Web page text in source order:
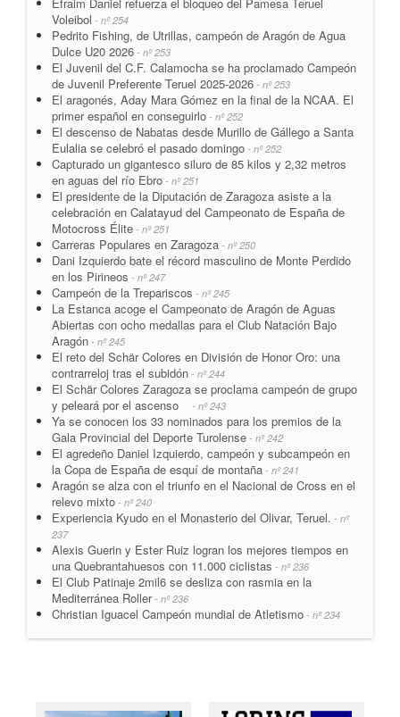
Voleibol - nº 254
Pedrito Fishing, de Utrillas, campeón de Aragón de Agua
Dulce U20 2026 - nº 253
El Juvenil del C.F. Calamocha se ha proclamado Campeón
de Juvenil Preferente Teruel 2025-2026 - nº 253
El aragonés, Aday Mara Gómez en la final de la NCAA. El
primer español en conseguirlo - nº 252
El descenso de Nabatas desde Murillo de Gállego a Santa
Eulalia se celebró el pasado domingo - nº 252
Capturado un gigantesco siluro de 85 kilos y 2,32 metros
en aguas del río Ebro - nº 251
El presidente de la Diputación de Zaragoza asiste a la
celebración en Calatayud del Campeonato de España de
Motocross Élite - nº 251
Carreras Populares en Zaragoza - nº 250
Dani Izquierdo bate el récord masculino de Monte Perdido
en los Pirineos - nº 247
Campeón de la Trepariscos - nº 245
La Estanca acoge el Campeonato de Aragón de Aguas
Abiertas con ocho medallas para el Club Natación Bajo
Aragón - nº 245
El reto del Schär Colores en División de Honor Oro: una
contrarreloj tras el subidón - nº 244
El Schär Colores Zaragoza se proclama campeón de grupo
y peleará por el ascenso
- nº 243
Ya se conocen los 33 nominados para los premios de la
Gala Provincial del Deporte Turolense - nº 242
El agredeño Daniel Izquierdo, campeón y subcampeón en
la Copa de España de esquí de montaña - nº 241
Aragón se alza con el triunfo en el Nacional de Cross en el
relevo mixto - nº 240
Experiencia Kyudo en el Monasterio del Olivar, Teruel. - nº
237
Alexis Guerin y Ester Ruiz logran los mejores tiempos en
una Quebrantahuesos con 11.000 ciclistas - nº 236
El Club Patinaje 2mil6 se desliza con rasmia en la
Mediterránea Roller- nº 236
Christian Iguacel Campeón mundial de Atletismo - nº 234